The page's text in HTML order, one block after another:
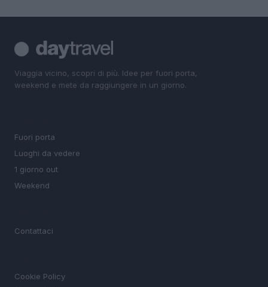
Viaggia vicino, scopri di più. Idee per fuori porta,
weekend e mete da raggiungere in un giorno.
Fuori porta
Luoghi da vedere
1 giorno out
Weekend
Contattaci
Cookie Policy